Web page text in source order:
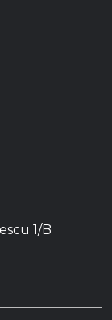
1/B